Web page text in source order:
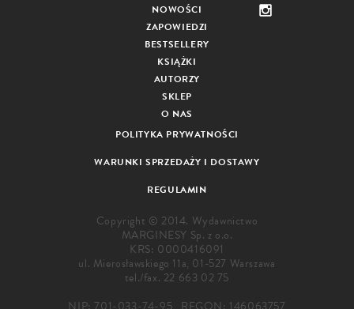
NOWOŚCI
ZAPOWIEDZI
BESTSELLERY
KSIĄŻKI
AUTORZY
SKLEP
O NAS
POLITYKA PRYWATNOŚCI
WARUNKI SPRZEDAŻY I DOSTAWY
REGULAMIN
Copyright © 2014. Wydawnictwo
MARGINESY Sp. z o.o.
KRS: 0000416091
ul. Mierosławskiego 11a, 01-527 Warszawa
tel./fax. 22 663 02 75